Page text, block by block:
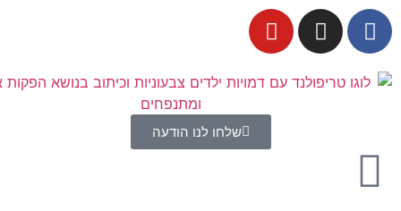
שלחו לנו הודעה